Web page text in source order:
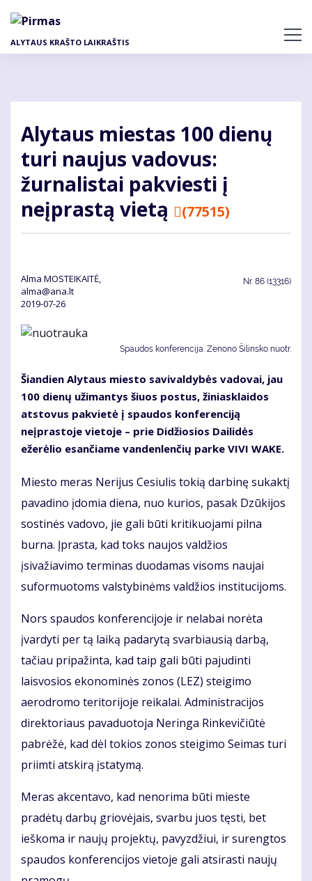
pagrindinį
ALYTAUS KRAŠTO LAIKRAŠTIS
Alytaus miestas 100 dienų
turi naujus vadovus:
žurnalistai pakviesti į
neįprastą vietą
(77515)
Alma MOSTEIKAITĖ,
alma@ana.lt
2019-07-26
Nr. 86 (13316)
Spaudos konferencija. Zenono Šilinsko nuotr.
Šiandien Alytaus miesto savivaldybės vadovai, jau
100 dienų užimantys šiuos postus, žiniasklaidos
atstovus pakvietė į spaudos konferenciją
neįprastoje vietoje – prie Didžiosios Dailidės
ežerėlio esančiame vandenlenčių parke VIVI WAKE.
Miesto meras Nerijus Cesiulis tokią darbinę sukaktį
pavadino įdomia diena, nuo kurios, pasak Dzūkijos
sostinės vadovo, jie gali būti kritikuojami pilna
burna. Įprasta, kad toks naujos valdžios
įsivažiavimo terminas duodamas visoms naujai
suformuotoms valstybinėms valdžios institucijoms.
Nors spaudos konferencijoje ir nelabai norėta
įvardyti per tą laiką padarytą svarbiausią darbą,
tačiau pripažinta, kad taip gali būti pajudinti
laisvosios ekonominės zonos (LEZ) steigimo
aerodromo teritorijoje reikalai. Administracijos
direktoriaus pavaduotoja Neringa Rinkevičiūtė
pabrėžė, kad dėl tokios zonos steigimo Seimas turi
priimti atskirą įstatymą.
Meras akcentavo, kad nenorima būti mieste
pradėtų darbų griovėjais, svarbu juos tęsti, bet
ieškoma ir naujų projektų, pavyzdžiui, ir surengtos
spaudos konferencijos vietoje gali atsirasti naujų